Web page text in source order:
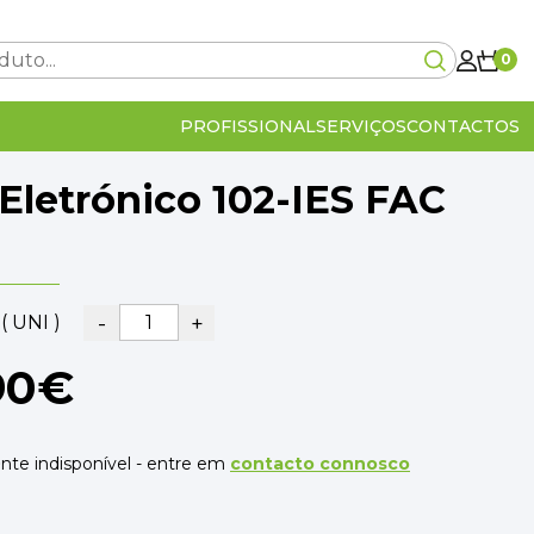
0
PROFISSIONALSERVIÇOSCONTACTOS
Carrinho Vazio!
no checkout
IVA Incluído
102-IES FAC
UNI ) - +
indisponível - entre em contacto connosco